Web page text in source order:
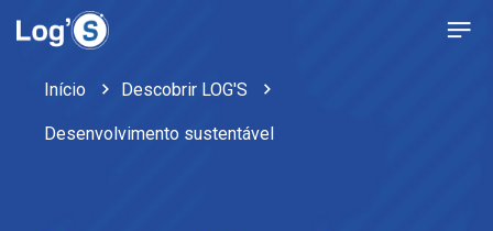
Início Descobrir LOG'S
Desenvolvimento sustentável